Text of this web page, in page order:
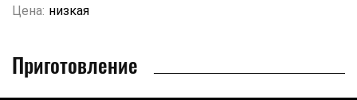
Цена: низкая
Приготовление